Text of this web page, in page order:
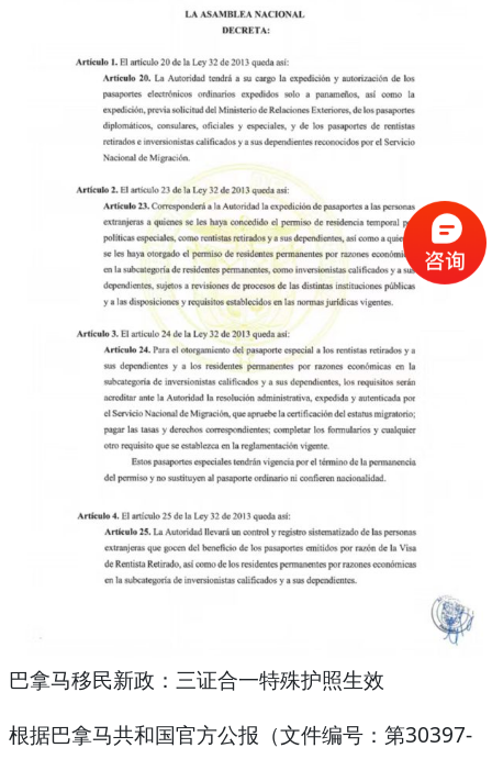
巴拿马移民新政：三证合一特殊护照生效
根据巴拿马共和国官方公报（文件编号：第30397-